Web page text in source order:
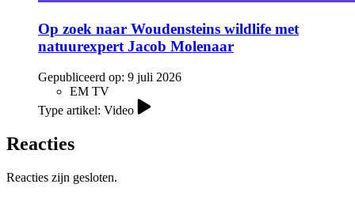
Op zoek naar Woudensteins wildlife met
natuurexpert Jacob Molenaar
Gepubliceerd op: 9 juli 2026
EM TV
Type artikel: Video
Reacties
Reacties zijn gesloten.